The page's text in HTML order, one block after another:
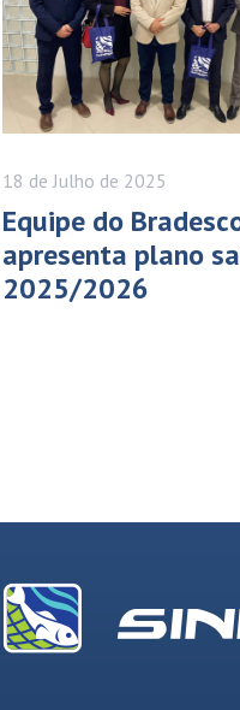
18 de Julho de 2025
Equipe do
apresenta plano
2025/2026